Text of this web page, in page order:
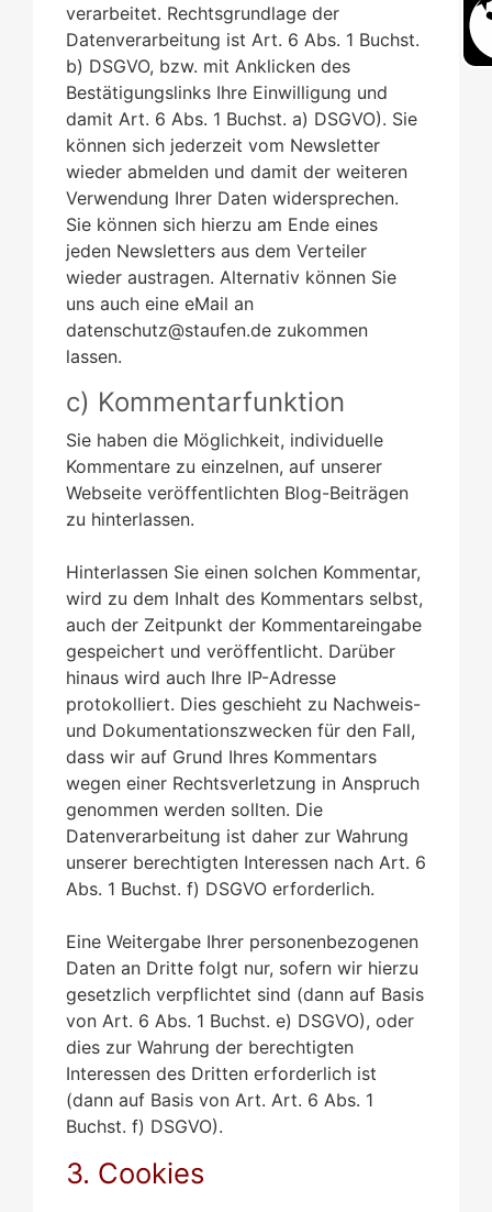
verarbeitet. Rechtsgrundlage der
Datenverarbeitung ist Art. 6 Abs. 1 Buchst.
b) DSGVO, bzw. mit Anklicken des
Bestätigungslinks Ihre Einwilligung und
damit Art. 6 Abs. 1 Buchst. a) DSGVO). Sie
können sich jederzeit vom Newsletter
wieder abmelden und damit der weiteren
Verwendung Ihrer Daten widersprechen.
Sie können sich hierzu am Ende eines
jeden Newsletters aus dem Verteiler
wieder austragen. Alternativ können Sie
uns auch eine eMail an
datenschutz@staufen.de zukommen
lassen.
c) Kommentarfunktion
Sie haben die Möglichkeit, individuelle
Kommentare zu einzelnen, auf unserer
Webseite veröffentlichten Blog-Beiträgen
zu hinterlassen.
Hinterlassen Sie einen solchen Kommentar,
wird zu dem Inhalt des Kommentars selbst,
auch der Zeitpunkt der Kommentareingabe
gespeichert und veröffentlicht. Darüber
hinaus wird auch Ihre IP-Adresse
protokolliert. Dies geschieht zu Nachweis-
und Dokumentationszwecken für den Fall,
dass wir auf Grund Ihres Kommentars
wegen einer Rechtsverletzung in Anspruch
genommen werden sollten. Die
Datenverarbeitung ist daher zur Wahrung
unserer berechtigten Interessen nach Art. 6
Abs. 1 Buchst. f) DSGVO erforderlich.
Eine Weitergabe Ihrer personenbezogenen
Daten an Dritte folgt nur, sofern wir hierzu
gesetzlich verpflichtet sind (dann auf Basis
von Art. 6 Abs. 1 Buchst. e) DSGVO), oder
dies zur Wahrung der berechtigten
Interessen des Dritten erforderlich ist
(dann auf Basis von Art. Art. 6 Abs. 1
Buchst. f) DSGVO).
3. Cookies